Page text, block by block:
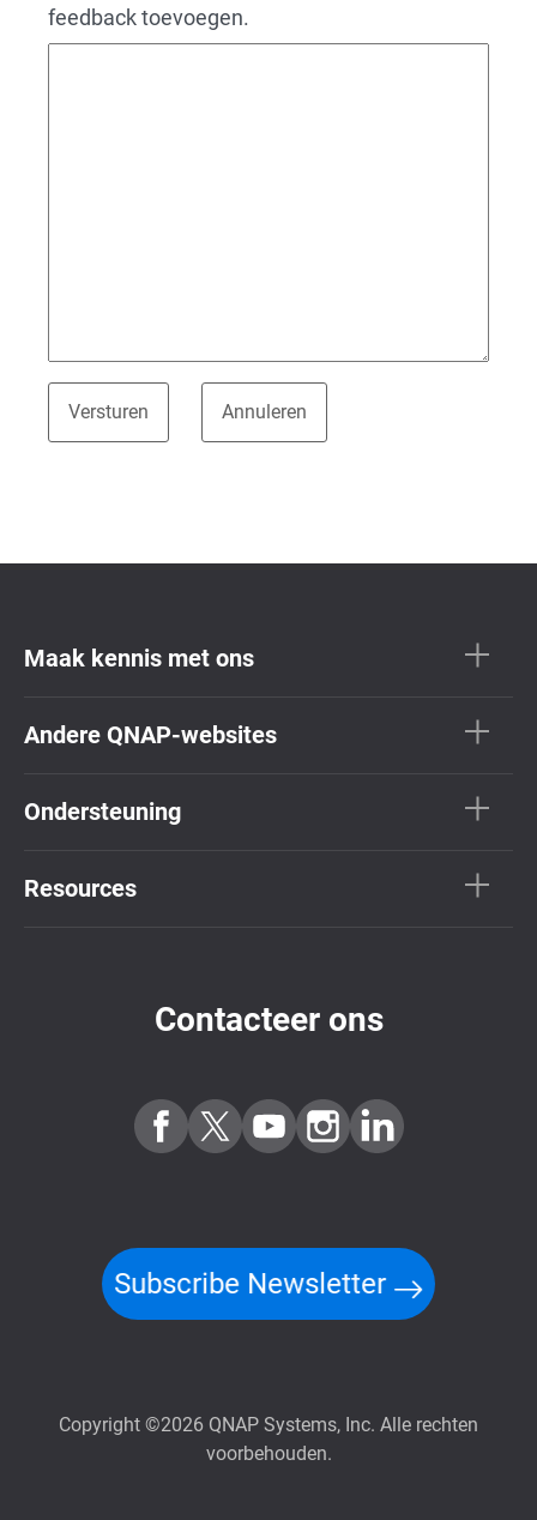
feedback toevoegen.
Maak kennis met ons
Andere QNAP-websites
Ondersteuning
Resources
Contacteer ons
Subscribe Newsletter
Copyright ©2026 QNAP Systems, Inc. Alle rechten
voorbehouden.